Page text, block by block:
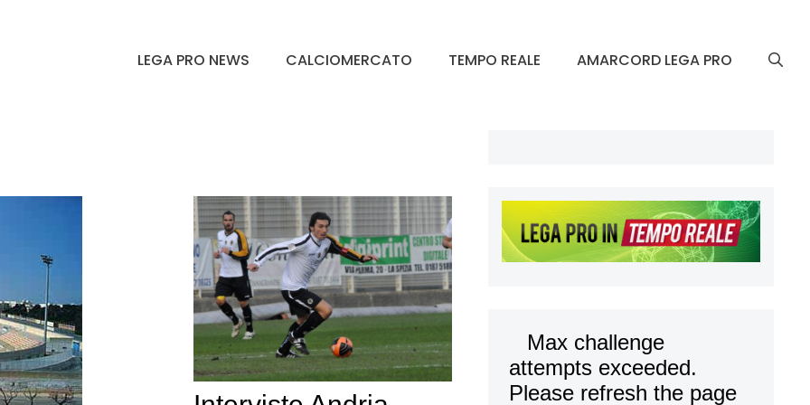
LEGA PRO NEWS CALCIOMERCATO TEMPO REALE AMARCORD LEGA PRO